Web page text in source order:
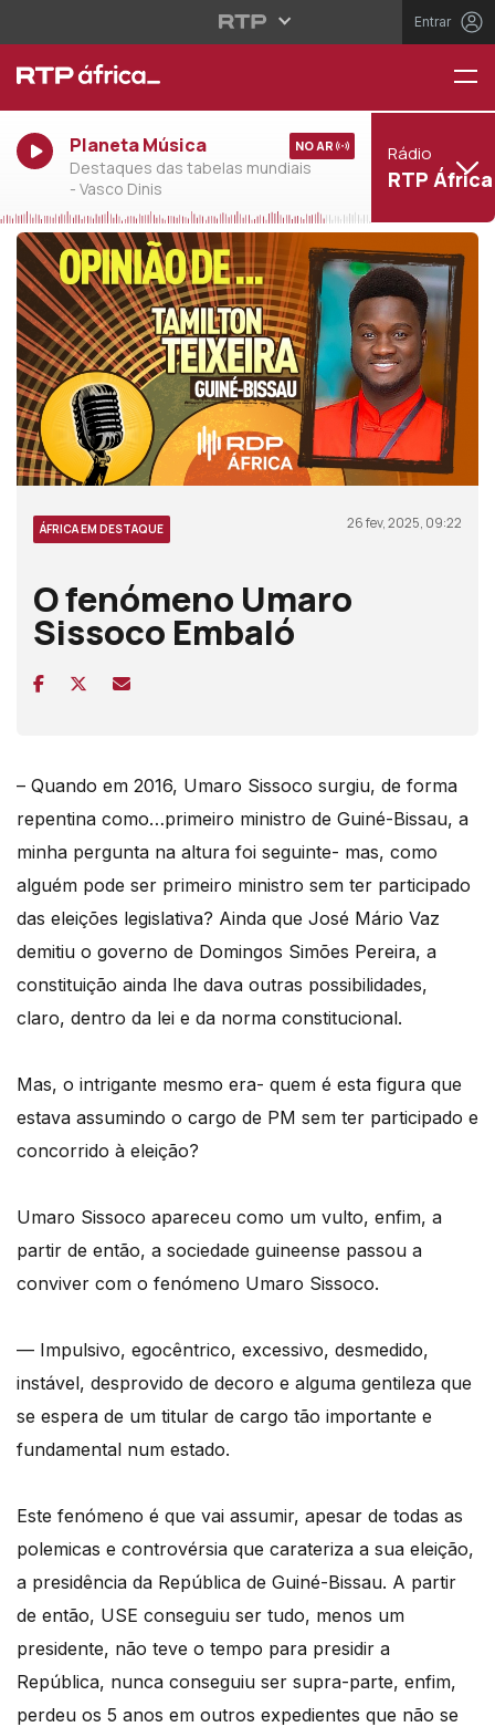
Entrar
Planeta Música
Destaques das tabelas mundiais
- Vasco Dinis
NO AR Rádio
RTP África
ÁFRICA EM DESTAQUE 26 fev, 2025, 09:22
O fenómeno Umaro
Sissoco Embaló
– Quando em 2016, Umaro Sissoco surgiu, de forma
repentina como…primeiro ministro de Guiné-Bissau, a
minha pergunta na altura foi seguinte- mas, como
alguém pode ser primeiro ministro sem ter participado
das eleições legislativa? Ainda que José Mário Vaz
demitiu o governo de Domingos Simões Pereira, a
constituição ainda lhe dava outras possibilidades,
claro, dentro da lei e da norma constitucional.
Mas, o intrigante mesmo era- quem é esta figura que
estava assumindo o cargo de PM sem ter participado e
concorrido à eleição?
Umaro Sissoco apareceu como um vulto, enfim, a
partir de então, a sociedade guineense passou a
conviver com o fenómeno Umaro Sissoco.
— Impulsivo, egocêntrico, excessivo, desmedido,
instável, desprovido de decoro e alguma gentileza que
se espera de um titular de cargo tão importante e
fundamental num estado.
Este fenómeno é que vai assumir, apesar de todas as
polemicas e controvérsia que carateriza a sua eleição,
a presidência da República de Guiné-Bissau. A partir
de então, USE conseguiu ser tudo, menos um
presidente, não teve o tempo para presidir a
República, nunca conseguiu ser supra-parte, enfim,
perdeu os 5 anos em outros expedientes que não se